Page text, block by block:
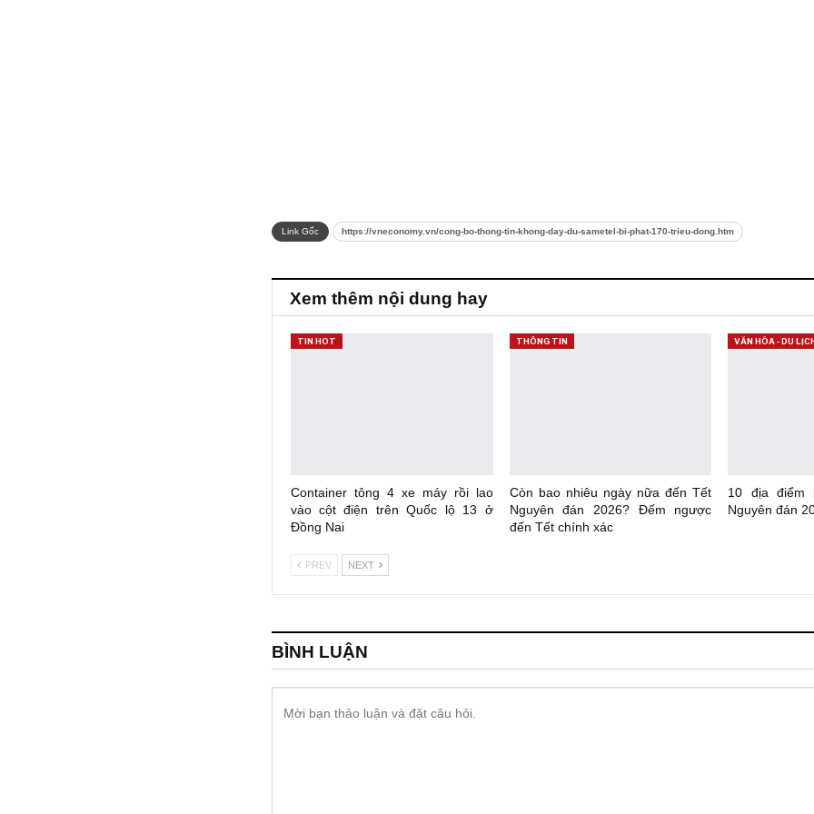
Link Gốc https://vneconomy.vn/cong-bo-thong-tin-khong-day-du-sametel-bi-phat-170-trieu-dong.htm
Xem thêm nội dung hay
TIN HOT
Container tông 4 xe máy rồi lao
vào cột điện trên Quốc lộ 13 ở
Đồng Nai
THÔNG TIN
Còn bao nhiêu ngày nữa đến Tết
Nguyên đán 2026? Đếm ngược
đến Tết chính xác
VĂN HÓA - DU
10 địa điểm
Nguyên đán
PREV NEXT
BÌNH LUẬN